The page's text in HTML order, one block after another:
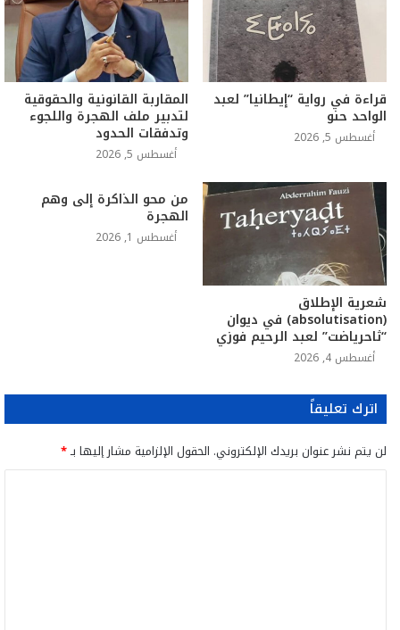
قراءة في رواية “إيطانيا” لعبد
الواحد حنو
أغسطس 5, 2026
المقاربة القانونية والحقوقية
لتدبير ملف الهجرة واللجوء
وتدفقات الحدود
أغسطس 5, 2026
شعرية الإطلاق
(absolutisation) في ديوان
“ثاحرياضت” لعبد الرحيم فوزي
أغسطس 4, 2026
من محو الذاكرة إلى وهم
الهجرة
أغسطس 1, 2026
اترك تعليقاً
لن يتم نشر عنوان بريدك الإلكتروني. الحقول الإلزامية مشار إليها بـ*